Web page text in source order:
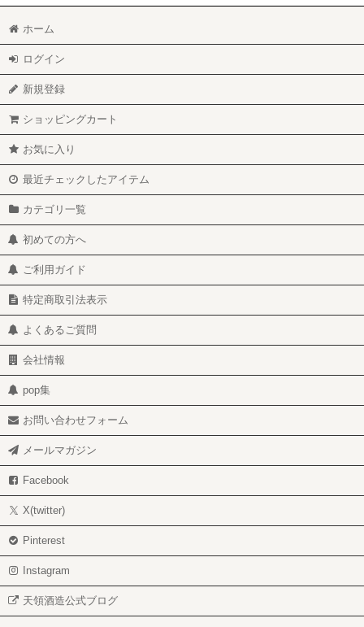
ホーム
ログイン
新規登録
ショッピングカート
お気に入り
最近チェックしたアイテム
カテゴリ一覧
初めての方へ
ご利用ガイド
特定商取引法表示
よくあるご質問
会社情報
pop集
お問い合わせフォーム
メールマガジン
Facebook
X(twitter)
Pinterest
Instagram
天領酒造公式ブログ